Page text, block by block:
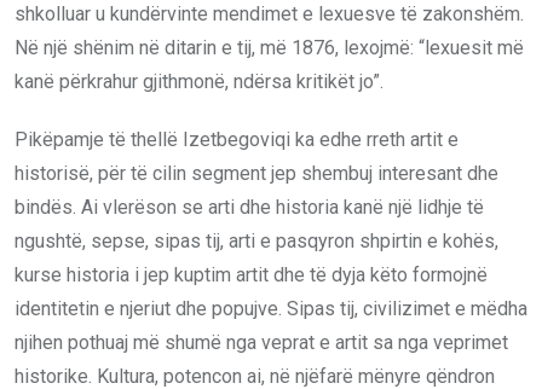
shkolluar u kundërvinte mendimet e lexuesve të zakonshëm.
Në një shënim në ditarin e tij, më 1876, lexojmë: “lexuesit më
kanë përkrahur gjithmonë, ndërsa kritikët jo”.
Pikëpamje të thellë Izetbegoviqi ka edhe rreth artit e
historisë, për të cilin segment jep shembuj interesant dhe
bindës. Ai vlerëson se arti dhe historia kanë një lidhje të
ngushtë, sepse, sipas tij, arti e pasqyron shpirtin e kohës,
kurse historia i jep kuptim artit dhe të dyja këto formojnë
identitetin e njeriut dhe popujve. Sipas tij, civilizimet e mëdha
njihen pothuaj më shumë nga veprat e artit sa nga veprimet
historike. Kultura, potencon ai, në njëfarë mënyre qëndron